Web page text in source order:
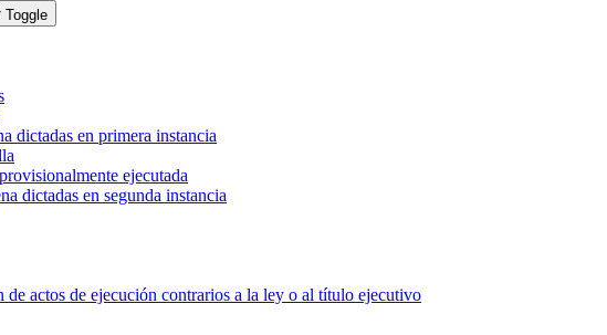
Toggle
dictadas en primera instancia
ejecutada
dictadas en segunda instancia
actos de ejecución contrarios a la ley o al título ejecutivo